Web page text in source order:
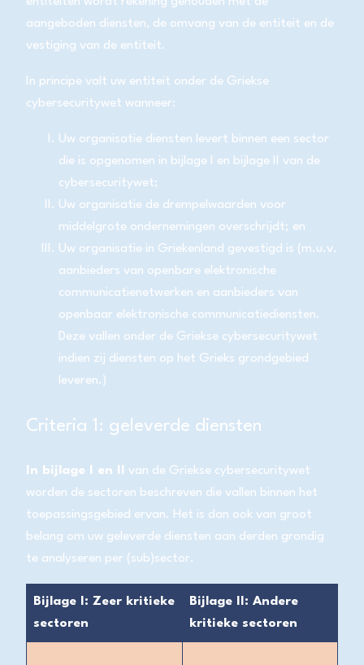
aangeboden diensten, de omvang van de entiteit en de
vestiging van de entiteit.
In principe valt uw entiteit onder de Griekse
cybersecuritywet wanneer:
Uw organisatie diensten levert binnen een sector
die is opgenomen in bijlage I en bijlage II van de
cybersecuritywet;
Uw organisatie de drempelwaarden voor
middelgrote ondernemingen overschrijdt; en
Uw organisatie in Griekenland gevestigd is (m.u.v.
aanbieders van openbare elektronische
communicatienetwerken en aanbieders van
openbaar elektronische communicatiediensten.
Deze vallen onder de Griekse cybersecuritywet
indien zij diensten op het Grieks grondgebied
leveren.)
Criteria 1: geleverde diensten
In bijlage I en II
van de Griekse cybersecuritywet
worden de sectoren beschreven die vallen binnen het
toepassingsgebied ervan. Het is dan ook van groot
belang om uw geleverde diensten aan derden grondig
te analyseren per (sub)sector.
Bijlage I: Zeer kritieke
sectoren
Bijlage II: Andere
kritieke sectoren